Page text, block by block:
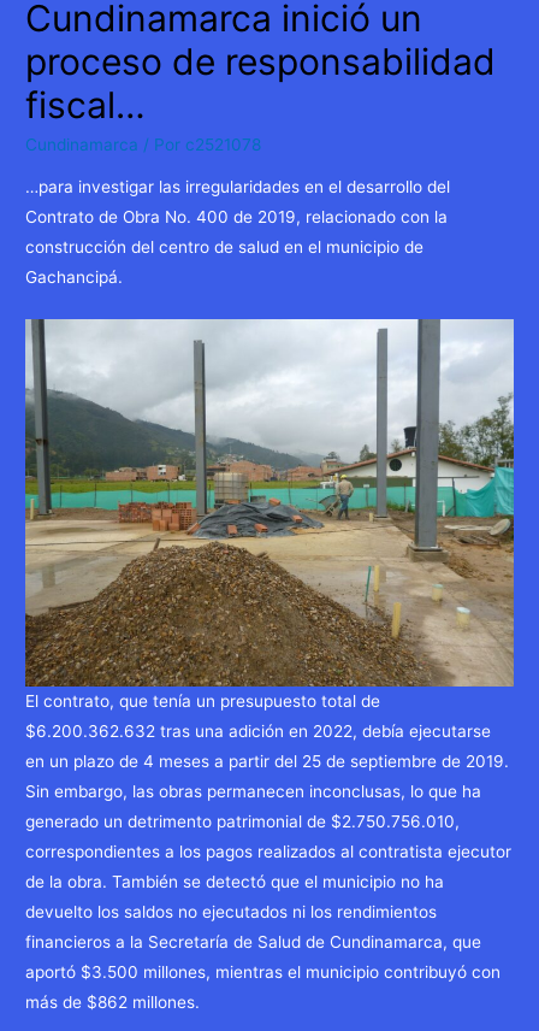
Cundinamarca inició un
proceso de responsabilidad
fiscal…
Cundinamarca / Por c2521078
…para investigar las irregularidades en el desarrollo del
Contrato de Obra No. 400 de 2019, relacionado con la
construcción del centro de salud en el municipio de
Gachancipá.
El contrato, que tenía un presupuesto total de
$6.200.362.632 tras una adición en 2022, debía ejecutarse
en un plazo de 4 meses a partir del 25 de septiembre de 2019.
Sin embargo, las obras permanecen inconclusas, lo que ha
generado un detrimento patrimonial de $2.750.756.010,
correspondientes a los pagos realizados al contratista ejecutor
de la obra. También se detectó que el municipio no ha
devuelto los saldos no ejecutados ni los rendimientos
financieros a la Secretaría de Salud de Cundinamarca, que
aportó $3.500 millones, mientras el municipio contribuyó con
más de $862 millones.